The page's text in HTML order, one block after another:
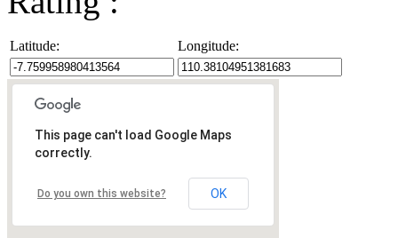
Latitude: Longitude:
This page can't load Google Maps
correctly.
Do you own this website? OK